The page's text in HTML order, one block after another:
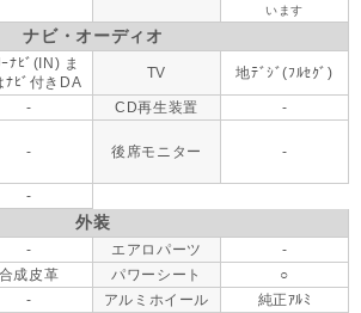
います
ナビ・オーディオ
ﾅﾋﾞ(IN) ま
ﾅﾋﾞ付きDA
TV 地ﾃﾞｼﾞ(ﾌﾙｾｸﾞ)
- CD再生装置
-
- 後席モニター -
-
外装
- エアロパーツ
-
合成皮革 パワーシート
○
- アルミホイール 純正ｱﾙﾐ